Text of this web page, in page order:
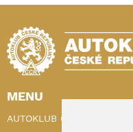
MENU
AUTOKLUB ČR